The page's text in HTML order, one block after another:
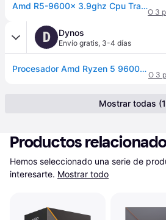
Amd R5-9600x 3.9ghz Cpu Transparente
O 3
D Dynos
Envío gratis, 3-4 días
Procesador Amd Ryzen 5 9600X 6 Core 5.4Ghz 38Mb Am5 Radeon Graphics
O 3
Mostrar todas
Productos
Hemos seleccionado una serie de
interesarte. Mostrar todo